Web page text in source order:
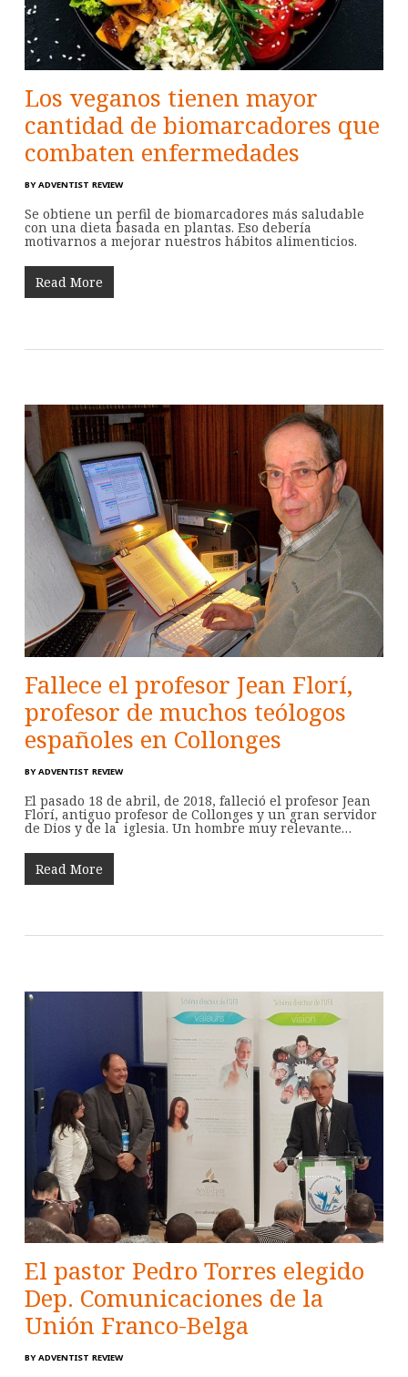
Los veganos tienen mayor
cantidad de biomarcadores que
combaten enfermedades
BY ADVENTIST REVIEW
Se obtiene un perfil de biomarcadores más saludable
con una dieta basada en plantas. Eso debería
motivarnos a mejorar nuestros hábitos alimenticios.
Read More
Fallece el profesor Jean Florí,
profesor de muchos teólogos
españoles en Collonges
BY ADVENTIST REVIEW
El pasado 18 de abril, de 2018, falleció el profesor Jean
Florí, antiguo profesor de Collonges y un gran servidor
de Dios y de la iglesia. Un hombre muy relevante…
Read More
El pastor Pedro Torres elegido
Dep. Comunicaciones de la
Unión Franco-Belga
BY ADVENTIST REVIEW